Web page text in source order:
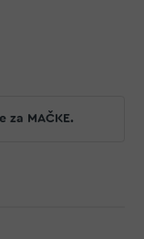
za MAČKE.